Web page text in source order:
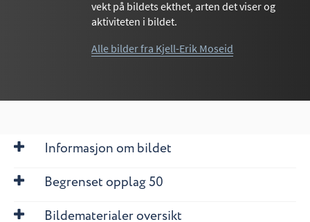
vekt på bildets ekthet, arten det viser og
aktiviteten i bildet.
Alle bilder fra Kjell-Erik Moseid
Informasjon om bildet
Begrenset opplag 50
Bildematerialer oversikt